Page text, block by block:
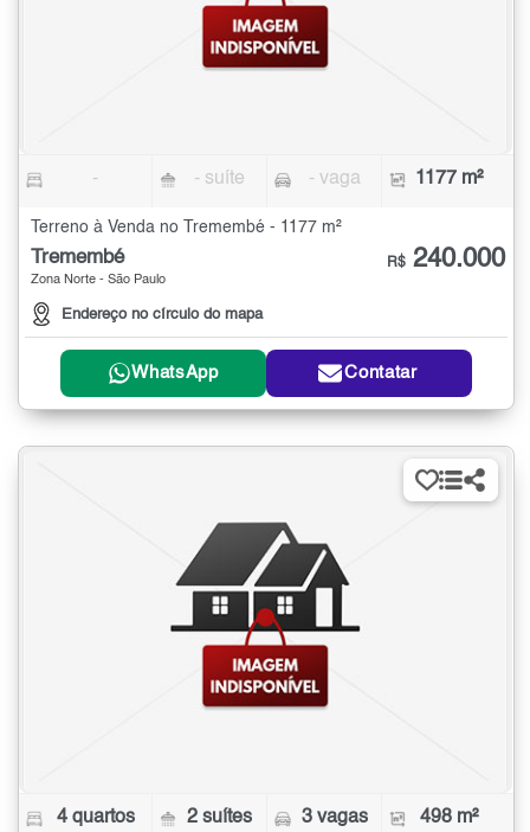
- - suíte - vaga 1177 m²
Terreno à Venda no Tremembé - 1177 m²
Tremembé
Zona Norte - São Paulo
Endereço no círculo do mapa
R$ 240.000
WhatsApp Contatar
4 quartos 2 suítes 3 vagas 498 m²